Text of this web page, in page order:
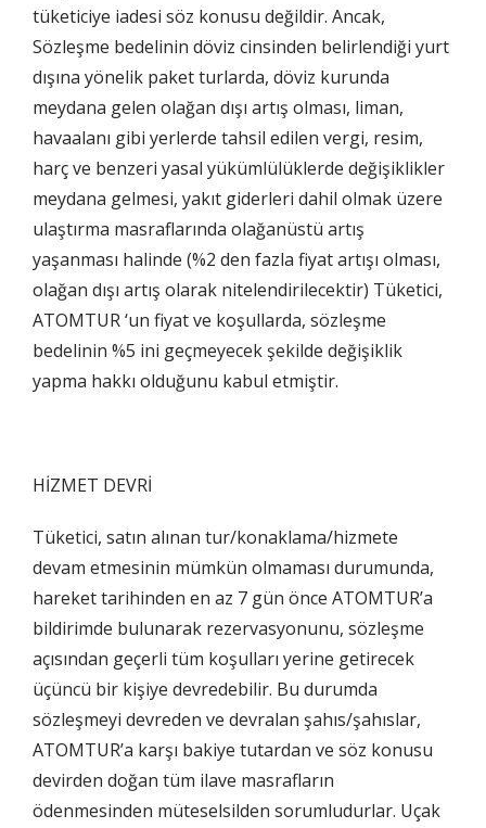
tüketiciye iadesi söz konusu değildir. Ancak,
Sözleşme bedelinin döviz cinsinden belirlendiği yurt
dışına yönelik paket turlarda, döviz kurunda
meydana gelen olağan dışı artış olması, liman,
havaalanı gibi yerlerde tahsil edilen vergi, resim,
harç ve benzeri yasal yükümlülüklerde değişiklikler
meydana gelmesi, yakıt giderleri dahil olmak üzere
ulaştırma masraflarında olağanüstü artış
yaşanması halinde (%2 den fazla fiyat artışı olması,
olağan dışı artış olarak nitelendirilecektir) Tüketici,
ATOMTUR ‘un fiyat ve koşullarda, sözleşme
bedelinin %5 ini geçmeyecek şekilde değişiklik
yapma hakkı olduğunu kabul etmiştir.
HİZMET DEVRİ
Tüketici, satın alınan tur/konaklama/hizmete
devam etmesinin mümkün olmaması durumunda,
hareket tarihinden en az 7 gün önce ATOMTUR’a
bildirimde bulunarak rezervasyonunu, sözleşme
açısından geçerli tüm koşulları yerine getirecek
üçüncü bir kişiye devredebilir. Bu durumda
sözleşmeyi devreden ve devralan şahıs/şahıslar,
ATOMTUR’a karşı bakiye tutardan ve söz konusu
devirden doğan tüm ilave masrafların
ödenmesinden müteselsilden sorumludurlar. Uçak